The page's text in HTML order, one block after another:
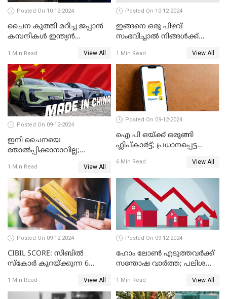
Posted On 10-12-2024
ചൈന കുത്തി മറിച്ച ജപ്പാൻ
കമ്പനികൾ ഇന്ത്യൻ
വീണ്ടും മുന്നിൽ
1 Min Read View All
Posted On 10-12-2024
ഇങ്ങനെ ഒരു പിഴവ്
സംഭവിച്ചാൽ നിങ്ങൾക്ക്
1 Min Read View All
Posted On 09-12-2024
ഇനി ചൈനയെ
തോൽപ്പിക്കാനാവില്ല;
അമേരിക്കയേയും ഞെട്ടിച്ച്
ചൈനീസ് കാറുകൾ
1 Min Read View All
Posted On 09-12-2024
ഐ പി ഒയ്ക്ക് ഒരുങ്ങി
ഫ്ലിപ്കാർട്ട്; പ്രധാനപ്പെട്ട
6 Min Read View All
Posted On 09-12-2024
CIBIL SCORE: സിബിൽ
സ്കോർ കുറയ്ക്കുന്ന 6
1 Min Read View All
Posted On 09-12-2024
ഹോം ലോൺ എടുത്തവർക്ക്
സന്തോഷ വാർത്ത; പലിശ
1 Min Read View All